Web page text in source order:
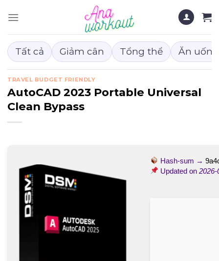
đến
dung
Tất cả Giảm cân Tổng thể Ăn
TRAVEL BUDGET FRIENDLY
AutoCAD 2023 Portable Universal
Clean Bypass
Hash-sum →
Updated on2026-